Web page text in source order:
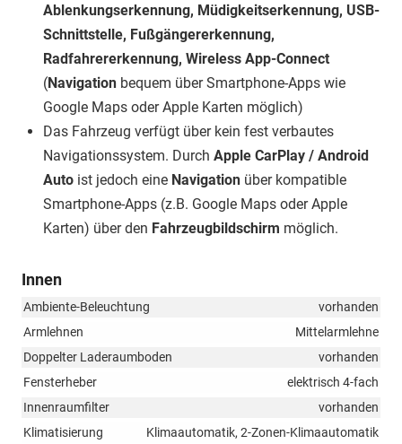
Ablenkungserkennung, Müdigkeitserkennung, USB-
Schnittstelle, Fußgängererkennung,
Radfahrererkennung, Wireless App-Connect
(Navigation bequem über Smartphone-Apps wie
Google Maps oder Apple Karten möglich)
Das Fahrzeug verfügt über kein fest verbautes
Navigationssystem. Durch Apple CarPlay / Android
Auto ist jedoch eine Navigation über kompatible
Smartphone-Apps (z.B. Google Maps oder Apple
Karten) über den Fahrzeugbildschirm möglich.
Innen
Ambiente-Beleuchtung
vorhanden
Armlehnen
Mittelarmlehne
Doppelter Laderaumboden
vorhanden
Fensterheber
elektrisch 4-fach
Innenraumfilter
vorhanden
Klimatisierung
Klimaautomatik, 2-Zonen-Klimaautomatik